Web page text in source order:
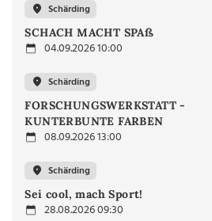
Schärding
SCHACH MACHT SPAß
04.09.2026 10:00
Schärding
FORSCHUNGSWERKSTATT -
KUNTERBUNTE FARBEN
08.09.2026 13:00
Schärding
Sei cool, mach Sport!
28.08.2026 09:30